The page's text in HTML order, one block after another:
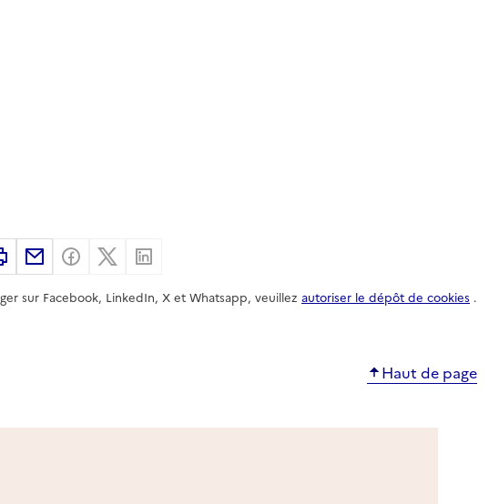
ImprimerPartager par email
Partager sur Facebook
Partager sur X
sur Facebook, LinkedIn, X et Whatsapp, veuillez autoriser le dépôt de cookies .
Haut de page